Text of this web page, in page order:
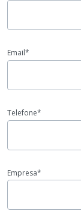
Email*
Telefone*
Empresa*